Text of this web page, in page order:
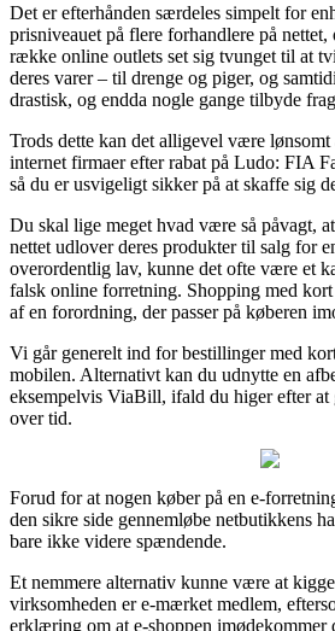
Det er efterhånden særdeles simpelt for
prisniveauet på flere forhandlere på
række online outlets set sig tvunget til at
deres varer – til drenge og piger, og
drastisk, og endda nogle gange tilbyde
Trods dette kan det alligevel være
internet firmaer efter rabat på Ludo: FIA
så du er usvigeligt sikker på at skaffe sig
Du skal lige meget hvad være så påvagt,
nettet udlover deres produkter til salg for
overordentlig lav, kunne det ofte være et
falsk online forretning. Shopping med
af en forordning, der passer på køberen
Vi går generelt ind for bestillinger med
mobilen. Alternativt kan du udnytte en
eksempelvis ViaBill, ifald du higer efter at
over tid.
Forud for at nogen køber på en e-
den sikre side gennemløbe netbutikkens
bare ikke videre spændende.
Et nemmere alternativ kunne være at
virksomheden er e-mærket medlem,
erklæring om at e-shoppen imødekommer